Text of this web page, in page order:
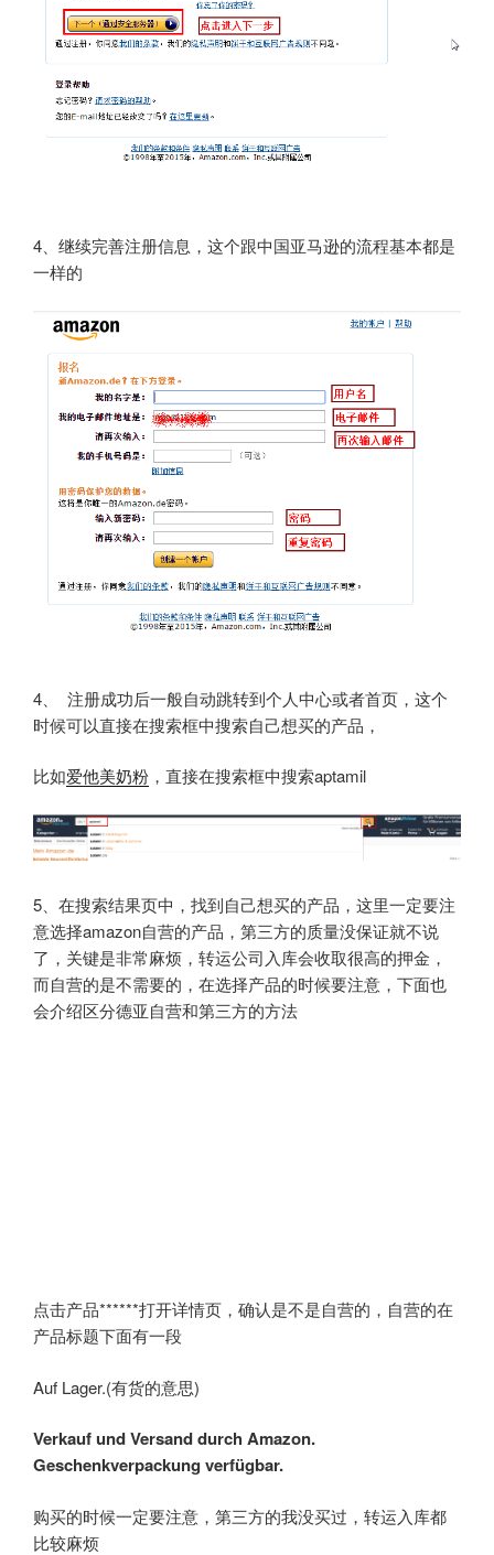
4、继续完善注册信息，这个跟中国亚马逊的流程基本都是
一样的
4、 注册成功后一般自动跳转到个人中心或者首页，这个
时候可以直接在搜索框中搜索自己想买的产品，
比如爱他美奶粉 ，直接在搜索框中搜索aptamil
5、在搜索结果页中，找到自己想买的产品，这里一定要注
意选择amazon自营的产品，第三方的质量没保证就不说
了，关键是非常麻烦，转运公司入库会收取很高的押金，
而自营的是不需要的，在选择产品的时候要注意，下面也
会介绍区分德亚自营和第三方的方法
点击产品******打开详情页，确认是不是自营的，自营的在
产品标题下面有一段
Auf Lager.(有货的意思)
Verkauf und Versand durch Amazon.
Geschenkverpackung verfügbar.
购买的时候一定要注意，第三方的我没买过，转运入库都
比较麻烦